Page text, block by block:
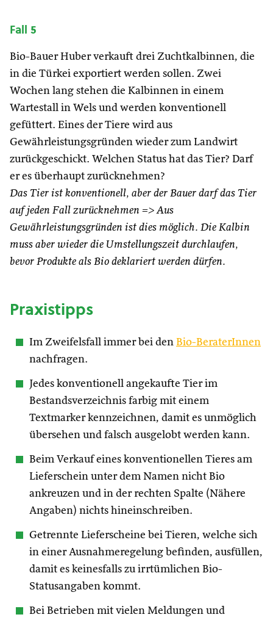
Fall 5
Bio-Bauer Huber verkauft drei Zuchtkalbinnen, die
in die Türkei exportiert werden sollen. Zwei
Wochen lang stehen die Kalbinnen in einem
Wartestall in Wels und werden konventionell
gefüttert. Eines der Tiere wird aus
Gewährleistungsgründen wieder zum Landwirt
zurückgeschickt. Welchen Status hat das Tier? Darf
er es überhaupt zurücknehmen?
Das Tier ist konventionell, aber der Bauer darf das Tier
auf jeden Fall zurücknehmen => Aus
Gewährleistungsgründen ist dies möglich. Die Kalbin
muss aber wieder die Umstellungszeit durchlaufen,
bevor Produkte als Bio deklariert werden dürfen.
Praxistipps
Im Zweifelsfall immer bei den Bio-BeraterInnen
nachfragen.
Jedes konventionell angekaufte Tier im
Bestandsverzeichnis farbig mit einem
Textmarker kennzeichnen, damit es unmöglich
übersehen und falsch ausgelobt werden kann.
Beim Verkauf eines konventionellen Tieres am
Lieferschein unter dem Namen nicht Bio
ankreuzen und in der rechten Spalte (Nähere
Angaben) nichts hineinschreiben.
Getrennte Lieferscheine bei Tieren, welche sich
in einer Ausnahmeregelung befinden, ausfüllen,
damit es keinesfalls zu irrtümlichen Bio-
Statusangaben kommt.
Bei Betrieben mit vielen Meldungen und